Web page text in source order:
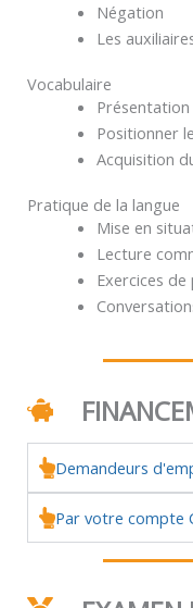
Négation
Les
Vocabulaire
Positionner
Acquisition
Pratique de la langue
Mise en
Lecture
Exercices
Demandeurs
Par votre compte